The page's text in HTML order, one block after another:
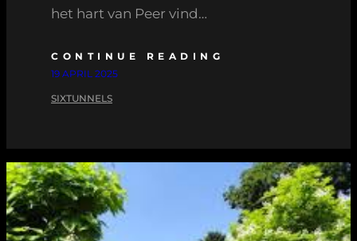
het hart van Peer vind…
CONTINUE READING
19 APRIL 2025
SIXTUNNELS